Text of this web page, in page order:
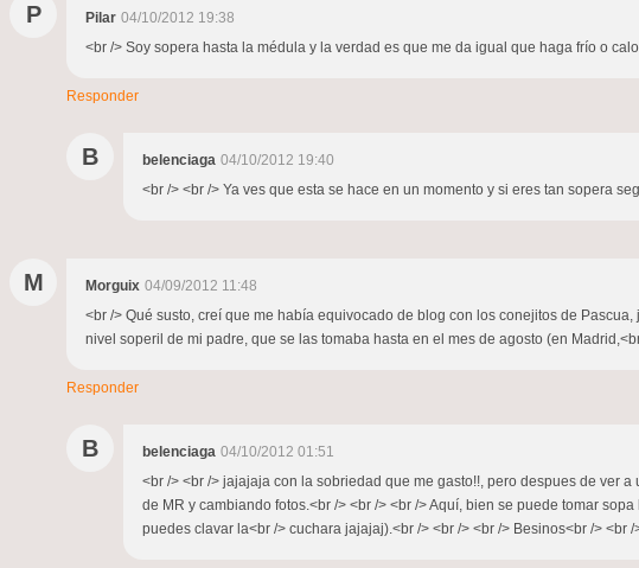
P Pilar 04/10/2012 19:38
<br /> Soy sopera hasta la médula y la verdad es que me da igual que haga frío o
Responder
B belenciaga 04/10/2012 19:40
<br /> <br /> Ya ves que esta se hace en un momento y si eres tan sopera
M Morguix 04/09/2012 11:48
<br /> Qué susto, creí que me había equivocado de blog con los conejitos de
nivel soperil de mi padre, que se las tomaba hasta en el mes de agosto (en
Responder
B belenciaga 04/10/2012 01:51
<br /> <br /> jajajaja con la sobriedad que me gasto!!, pero despues de ver
de MR y cambiando fotos.<br /> <br /> <br /> Aquí, bien se puede tomar
puedes clavar la<br /> cuchara jajajaj).<br /> <br /> <br /> Besinos<br /> <br /